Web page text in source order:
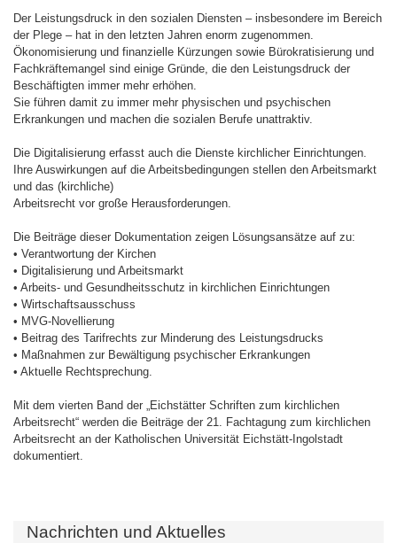
Der Leistungsdruck in den sozialen Diensten – insbesondere im Bereich
der Plege – hat in den letzten Jahren enorm zugenommen.
Ökonomisierung und finanzielle Kürzungen sowie Bürokratisierung und
Fachkräftemangel sind einige Gründe, die den Leistungsdruck der
Beschäftigten immer mehr erhöhen.
Sie führen damit zu immer mehr physischen und psychischen
Erkrankungen und machen die sozialen Berufe unattraktiv.
Die Digitalisierung erfasst auch die Dienste kirchlicher Einrichtungen.
Ihre Auswirkungen auf die Arbeitsbedingungen stellen den Arbeitsmarkt
und das (kirchliche)
Arbeitsrecht vor große Herausforderungen.
Die Beiträge dieser Dokumentation zeigen Lösungsansätze auf zu:
• Verantwortung der Kirchen
• Digitalisierung und Arbeitsmarkt
• Arbeits- und Gesundheitsschutz in kirchlichen Einrichtungen
• Wirtschaftsausschuss
• MVG-Novellierung
• Beitrag des Tarifrechts zur Minderung des Leistungsdrucks
• Maßnahmen zur Bewältigung psychischer Erkrankungen
• Aktuelle Rechtsprechung.
Mit dem vierten Band der „Eichstätter Schriften zum kirchlichen
Arbeitsrecht“ werden die Beiträge der 21. Fachtagung zum kirchlichen
Arbeitsrecht an der Katholischen Universität Eichstätt-Ingolstadt
dokumentiert.
Nachrichten und Aktuelles